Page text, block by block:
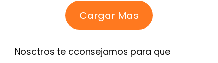
Cargar Mas
Nosotros te aconsejamos para que